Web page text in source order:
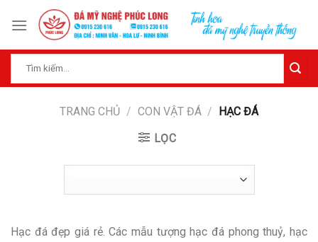
kiếm:
TRANG CHỦ / CON VẬT ĐÁ / HẠC ĐÁ
LỌC
Hạc đá đẹp giá rẻ. Các mẫu tượng hạc đá phong thuỷ, hạc